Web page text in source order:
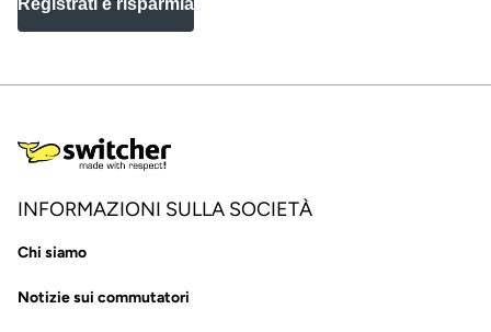
Registrati e risparmia
INFORMAZIONI SULLA SOCIETÀ
Chi siamo
Notizie sui commutatori